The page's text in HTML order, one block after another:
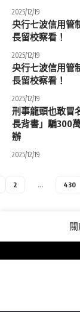
2025/12/19
央行七波信用
長留校察看！
2025/12/19
央行七波信用
長留校察看！
2025/12/19
刑事龍頭也敢冒
長背書」騙300
辦
2025/12/19
2 ... 430